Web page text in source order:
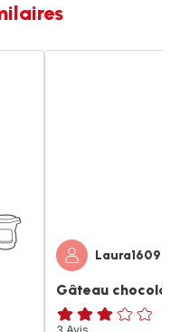
Laura1609
Gâteau chocolat